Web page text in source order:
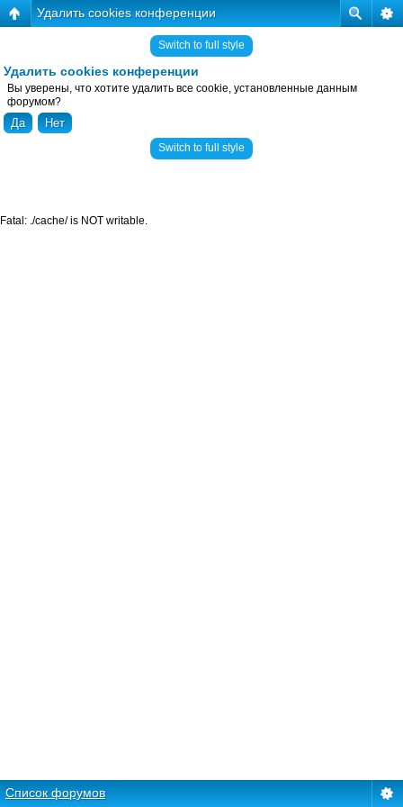
Удалить cookies конференции
Switch to full style
Удалить cookies конференции
Вы уверены, что хотите удалить все cookie, установленные данным
форумом?
Switch to full style
Список форумов
Fatal: ./cache/ is NOT writable.